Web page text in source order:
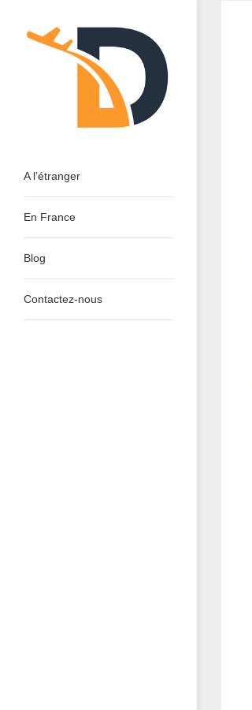
content
A l’étranger
En France
Blog
Contactez-nous